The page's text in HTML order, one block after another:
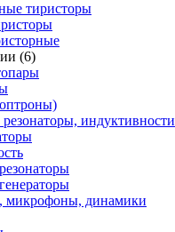
тиристоры
(6)
индуктивности
микрофоны, динамики